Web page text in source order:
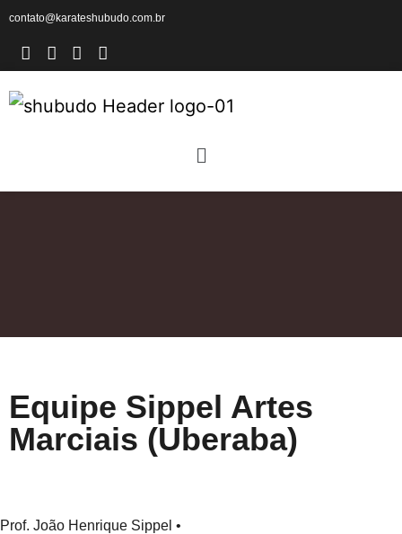
contato@karateshubudo.com.br
Equipe Sippel Artes
Marciais (Uberaba)
Prof. João Henrique Sippel •